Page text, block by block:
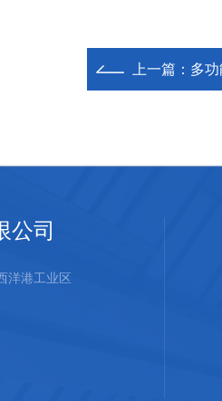
上一篇： 多
公司
洋港工业区